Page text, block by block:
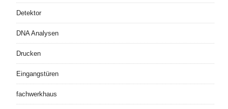
Detektor
DNA Analysen
Drucken
Eingangstüren
fachwerkhaus